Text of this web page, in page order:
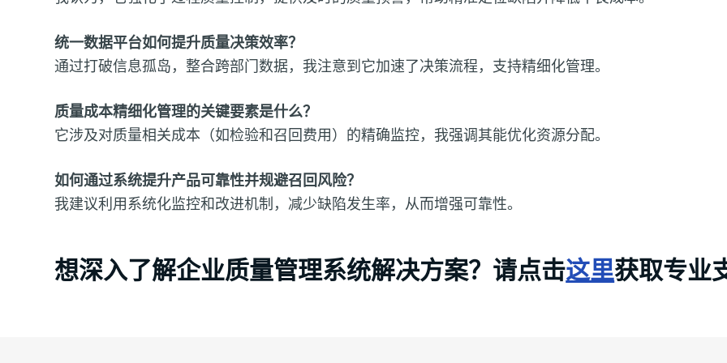
统一数据平台如何提升质量决策效率？
通过打破信息孤岛，整合跨部门数据，我注意到它加速了决策流程，支持精细化管理。
质量成本精细化管理的关键要素是什么？
它涉及对质量相关成本（如检验和召回费用）的精确监控，我强调其能优化资源分配。
如何通过系统提升产品可靠性并规避召回风险？
我建议利用系统化监控和改进机制，减少缺陷发生率，从而增强可靠性。
想深入了解企业质量管理系统解决方案？请点击这里获取专业